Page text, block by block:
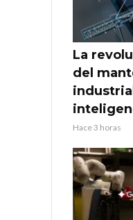
La
del
Hace 3 horas